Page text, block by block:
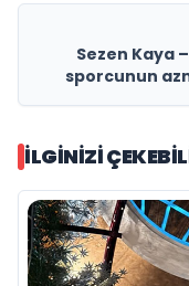
Sezen Kaya
sporcunun
İLGINIZI